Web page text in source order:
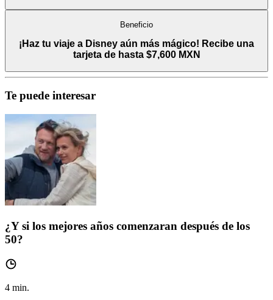
Beneficio
¡Haz tu viaje a Disney aún más mágico! Recibe una
tarjeta de hasta $7,600 MXN
Te puede interesar
¿Y si los mejores años comenzaran después de los
50?
4 min.